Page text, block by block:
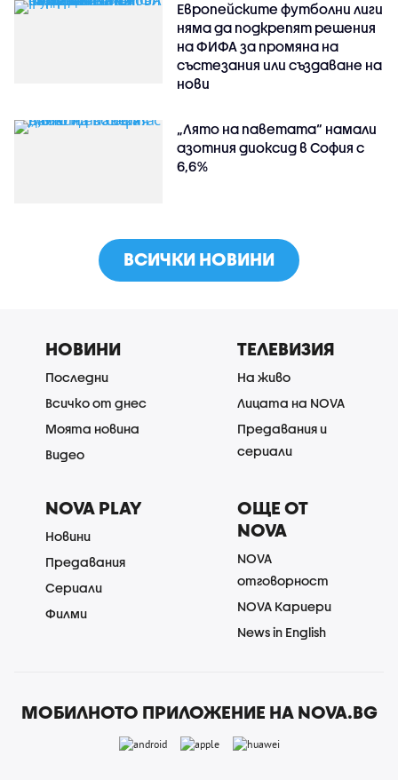
Европейските футболни лиги
няма да подкрепят решения
на ФИФА за промяна на
състезания или създаване на
нови
„Лято на паветата“ намали
азотния диоксид в София с
6,6%
ВСИЧКИ НОВИНИ
НОВИНИ
Последни
Всичко от днес
Моята новина
Видео
ТЕЛЕВИЗИЯ
На живо
Лицата на NOVA
Предавания и
сериали
NOVA PLAY
Новини
Предавания
Сериали
Филми
ОЩЕ ОТ
NOVA
NOVA
отговорност
NOVA Кариери
News in English
МОБИЛНОТО ПРИЛОЖЕНИЕ НА NOVA.BG